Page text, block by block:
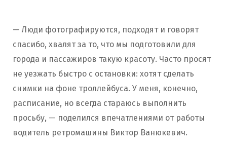
— Люди фотографируются, подходят и говорят
спасибо, хвалят за то, что мы подготовили для
города и пассажиров такую красоту. Часто просят
не уезжать быстро с остановки: хотят сделать
снимки на фоне троллейбуса. У меня, конечно,
расписание, но всегда стараюсь выполнить
просьбу, — поделился впечатлениями от работы
водитель ретромашины Виктор Ванюкевич.